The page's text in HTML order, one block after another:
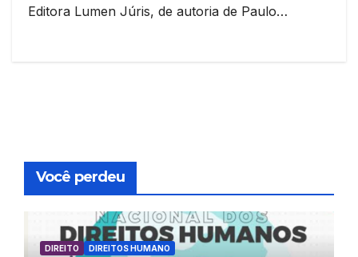
Editora Lumen Júris, de autoria de Paulo…
Você perdeu
DIREITO DIREITOS HUMANO